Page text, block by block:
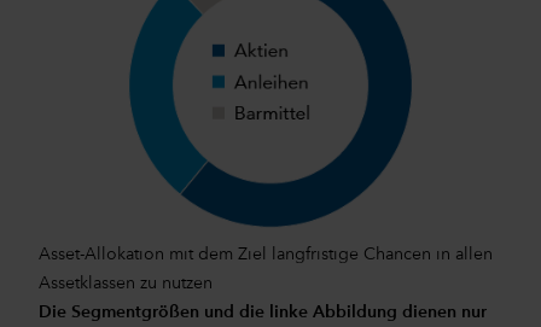
Asset-Allokation mit dem Ziel langfristige Chancen in allen
Assetklassen zu nutzen
Die Segmentgrößen und die linke Abbildung dienen nur